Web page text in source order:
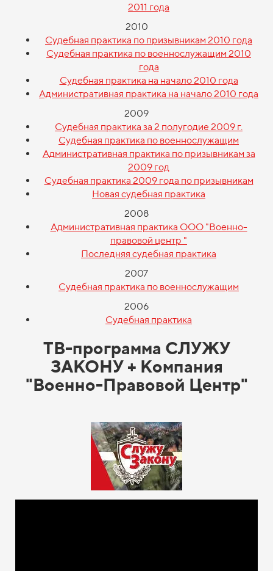
2011 года
2010
Судебная практика по призывникам 2010 года
Судебная практика по военнослужащим 2010
года
Судебная практика на начало 2010 года
Административная практика на начало 2010 года
2009
Судебная практика за 2 полугодие 2009 г.
Судебная практика по военнослужащим
Административная практика по призывникам за
2009 год
Судебная практика 2009 года по призывникам
Новая судебная практика
2008
Административная практика ООО "Военно-
правовой центр "
Последняя судебная практика
2007
Судебная практика по военнослужащим
2006
Судебная практика
ТВ-программа СЛУЖУ
ЗАКОНУ + Компания
"Военно-Правовой Центр"